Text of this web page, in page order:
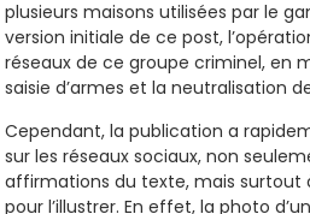
plusieurs maisons utilisées par le
version initiale de ce post,
réseaux de ce groupe criminel, en
saisie d’armes et la neutralisation
Cependant, la publication a
sur les réseaux sociaux, non
affirmations du texte, mais surtout
pour l’illustrer. En effet, la photo